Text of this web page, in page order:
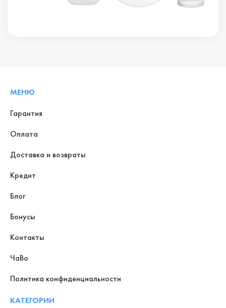
МЕНЮ
Гарантия
Оплата
Доставка и возвраты
Кредит
Блог
Бонусы
Контакты
ЧаВо
Политика конфиденциальности
КАТЕГОРИИ